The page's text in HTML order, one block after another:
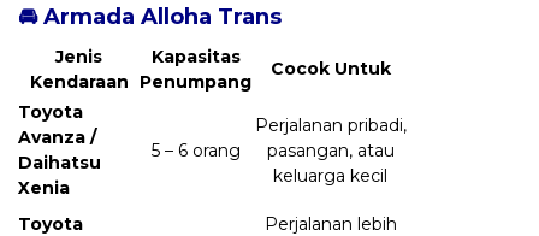
🚘 Armada Alloha Trans
Jenis
Kendaraan
Kapasitas
Penumpang
Cocok Untuk
Toyota
Avanza /
Daihatsu
Xenia
5 – 6 orang
Perjalanan pribadi,
pasangan, atau
keluarga kecil
Toyota
Perjalanan lebih